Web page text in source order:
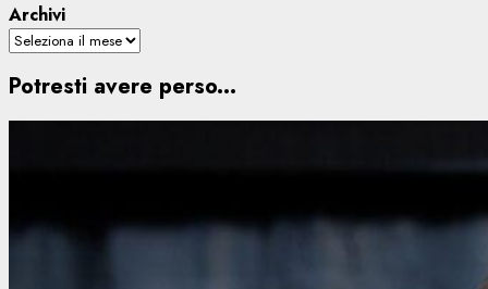
Archivi
Potresti avere perso...